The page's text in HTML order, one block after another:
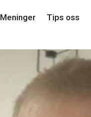
Meninger Tips oss